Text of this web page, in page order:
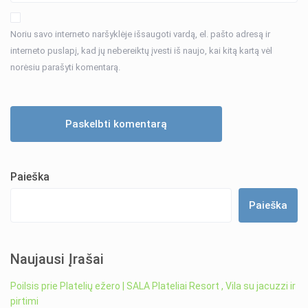
Noriu savo interneto naršyklėje išsaugoti vardą, el. pašto adresą ir
interneto puslapį, kad jų nebereiktų įvesti iš naujo, kai kitą kartą vėl
norėsiu parašyti komentarą.
Paieška
Paieška
Naujausi Įrašai
Poilsis prie Platelių ežero | SALA Plateliai Resort , Vila su jacuzzi ir
pirtimi